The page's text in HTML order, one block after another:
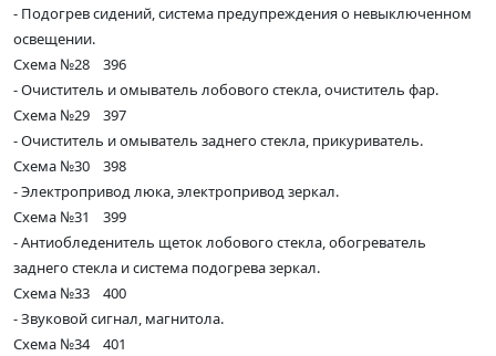
- Подогрев сидений, система предупреждения о невыключенном
освещении.
Схема №28 396
- Очиститель и омыватель лобового стекла, очиститель фар.
Схема №29 397
- Очиститель и омыватель заднего стекла, прикуриватель.
Схема №30 398
- Электропривод люка, электропривод зеркал.
Схема №31 399
- Антиобледенитель щеток лобового стекла, обогреватель
заднего стекла и система подогрева зеркал.
Схема №33 400
- Звуковой сигнал, магнитола.
Схема №34 401